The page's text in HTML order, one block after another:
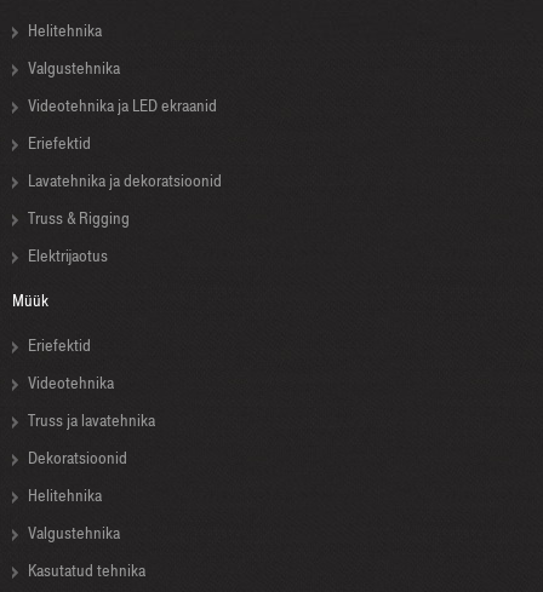
Helitehnika
Valgustehnika
Videotehnika ja LED ekraanid
Eriefektid
Lavatehnika ja dekoratsioonid
Truss & Rigging
Elektrijaotus
Müük
Eriefektid
Videotehnika
Truss ja lavatehnika
Dekoratsioonid
Helitehnika
Valgustehnika
Kasutatud tehnika